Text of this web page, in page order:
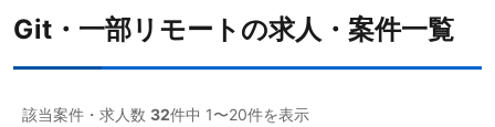
Git・一部リモートの求人・案件一覧
該当案件・求人数 32件中 1〜20件を表示